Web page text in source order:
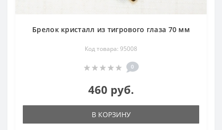
Брелок кристалл из тигрового глаза 70 мм
Код товара: 95008
0
460 руб.
В КОРЗИНУ